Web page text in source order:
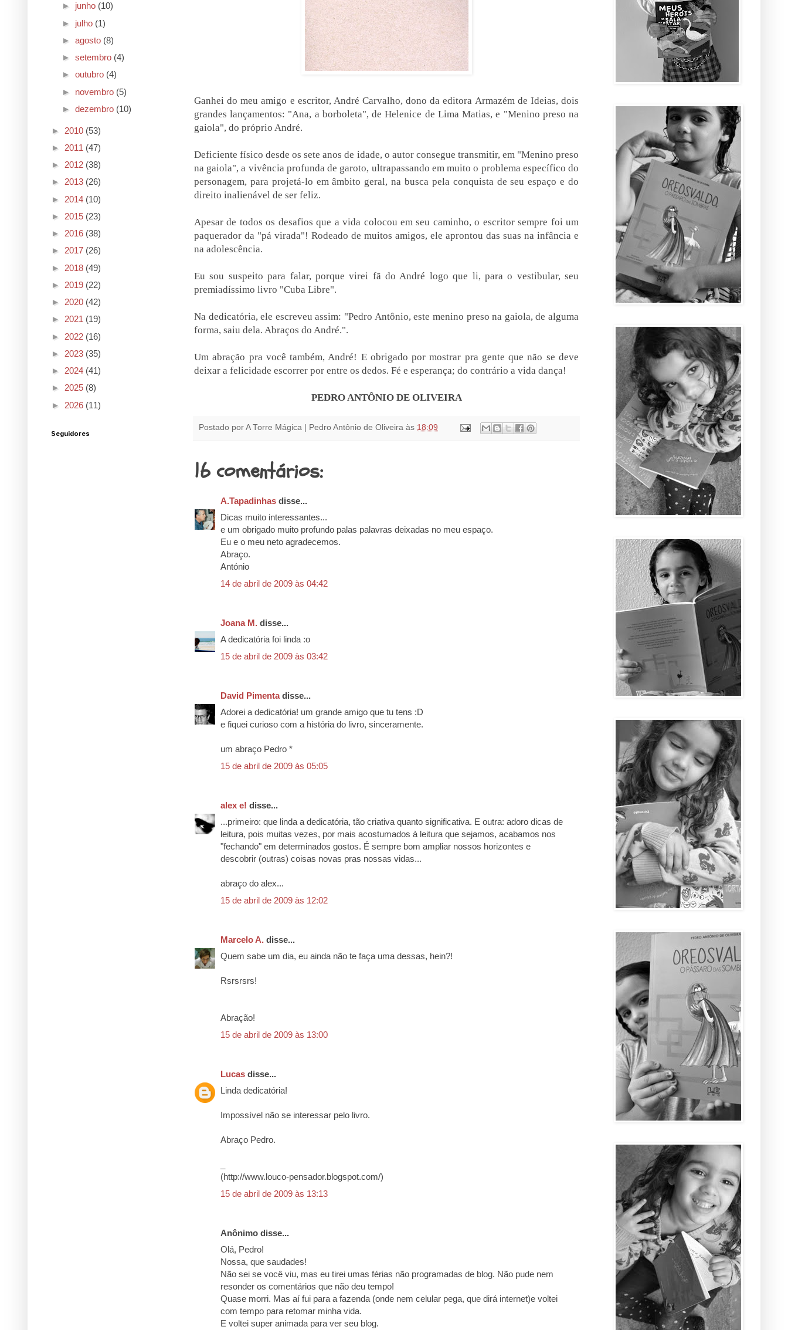
Ganhei do meu amigo e escritor, André Carvalho, dono da editora Armazém de Ideias, dois
grandes lançamentos: "Ana, a borboleta", de Helenice de Lima Matias, e "Menino preso na
gaiola", do próprio André.
Deficiente físico desde os sete anos de idade, o autor consegue transmitir, em "Menino preso
na gaiola", a vivência profunda de garoto, ultrapassando em muito o problema específico do
personagem, para projetá-lo em âmbito geral, na busca pela conquista de seu espaço e do
direito inalienável de ser feliz.
Apesar de todos os desafios que a vida colocou em seu caminho, o escritor sempre foi um
paquerador da "pá virada"! Rodeado de muitos amigos, ele aprontou das suas na infância e
na adolescência.
Eu sou suspeito para falar, porque virei fã do André logo que li, para o vestibular, seu
premiadíssimo livro "Cuba Libre".
Na dedicatória, ele escreveu assim: "Pedro Antônio, este menino preso na gaiola, de alguma
forma, saiu dela. Abraços do André.".
Um abração pra você também, André! E obrigado por mostrar pra gente que não se deve
deixar a felicidade escorrer por entre os dedos. Fé e esperança; do contrário a vida dança!
PEDRO ANTÔNIO DE OLIVEIRA
Postado por A Torre Mágica | Pedro Antônio de Oliveira às 18:09
16 comentários:
A.Tapadinhas disse...
Dicas muito interessantes...
e um obrigado muito profundo palas palavras deixadas no meu espaço.
Eu e o meu neto agradecemos.
Abraço.
António
14 de abril de 2009 às 04:42
Joana M. disse...
A dedicatória foi linda :o
15 de abril de 2009 às 03:42
David Pimentadisse...
Adorei a dedicatória! um grande amigo que tu tens :D
e fiquei curioso com a história do livro, sinceramente.
um abraço Pedro *
15 de abril de 2009 às 05:05
alex e! disse...
...primeiro: que linda a dedicatória, tão criativa quanto significativa. E outra: adoro dicas de
leitura, pois muitas vezes, por mais acostumados à leitura que sejamos, acabamos nos
"fechando" em determinados gostos. É sempre bom ampliar nossos horizontes e
descobrir (outras) coisas novas pras nossas vidas...
abraço do alex...
15 de abril de 2009 às 12:02
Marcelo A. disse...
Quem sabe um dia, eu ainda não te faça uma dessas, hein?!
Rsrsrsrs!
Abração!
15 de abril de 2009 às 13:00
Lucas disse...
Linda dedicatória!
Impossível não se interessar pelo livro.
Abraço Pedro.
(http://www.louco-pensador.blogspot.com/)
15 de abril de 2009 às 13:13
Anônimo disse...
Olá, Pedro!
Nossa, que saudades!
Não sei se você viu, mas eu tirei umas férias não programadas de blog. Não pude nem
resonder os comentários que não deu tempo!
Quase morri. Mas aí fui para a fazenda (onde nem celular pega, que dirá internet)e voltei
com tempo para retomar minha vida.
E voltei super animada para ver seu blog.
► junho (10)
► julho (1)
► agosto (8)
► setembro (4)
► outubro (4)
► novembro (5)
► dezembro (10)
► 2010 (53)
► 2011 (47)
► 2012 (38)
► 2013 (26)
► 2014 (10)
► 2015 (23)
► 2016 (38)
► 2017 (26)
► 2018 (49)
► 2019 (22)
► 2020 (42)
► 2021 (19)
► 2022 (16)
► 2023 (35)
► 2024 (41)
► 2025 (8)
► 2026 (11)
Seguidores